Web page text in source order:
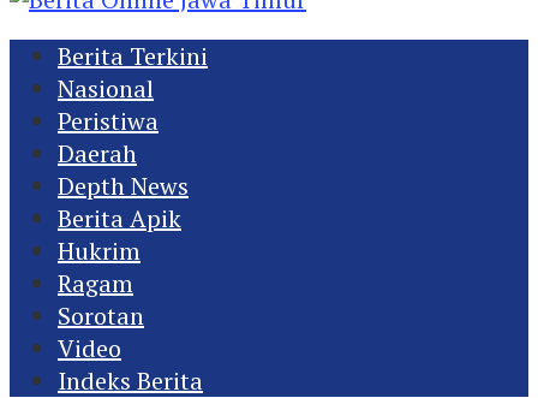
Berita Terkini
Nasional
Peristiwa
Daerah
Depth News
Berita Apik
Hukrim
Ragam
Sorotan
Video
Indeks Berita